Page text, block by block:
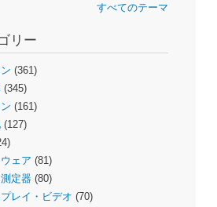
すべてのテーマ
リー
(361)
(345)
(161)
(127)
ェア (81)
定器(80)
レイ・ビデオ (70)